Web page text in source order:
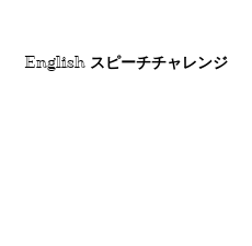
English スピーチチャレンジ